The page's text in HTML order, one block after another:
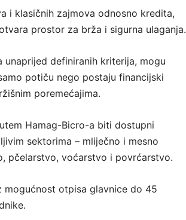
i klasičnih zajmova odnosno kredita,
prostor za brža i sigurna ulaganja.
definiranih kriterija, mogu
potiču nego postaju financijski
poremećajima.
Hamag-Bicro-a biti dostupni
sektorima – mliječno i mesno
pčelarstvo, voćarstvo i povrćarstvo.
mogućnost otpisa glavnice do 45